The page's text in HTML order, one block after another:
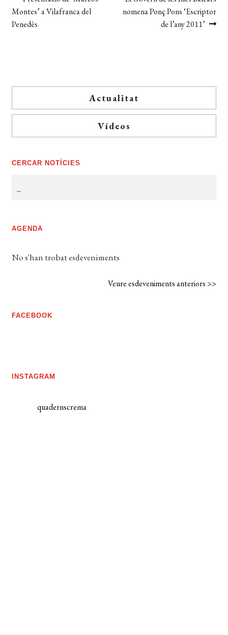
d'entrades
anterior:
Montes’ a Vilafranca del
Penedès
entrada:
nomena Ponç Pons ‘Escriptor
de l’any 2011’
Actualitat
Vídeos
CERCAR NOTÍCIES
AGENDA
No s'han trobat esdeveniments
Veure esdeveniments anteriors >>
FACEBOOK
INSTAGRAM
quadernscrema